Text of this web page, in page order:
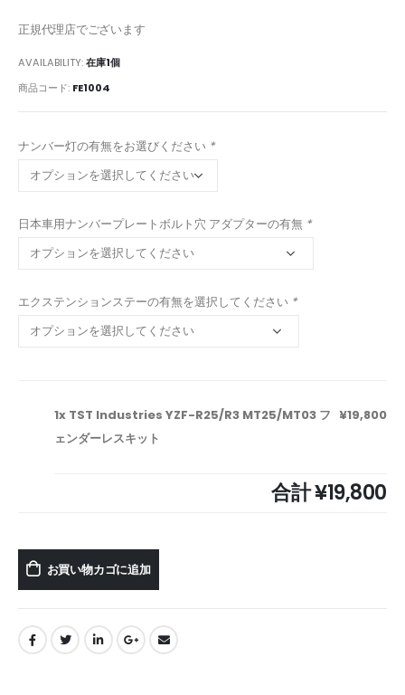
正規代理店でございます
AVAILABILITY:在庫1個
商品コード: FE1004
ナンバー灯の有無をお選びください *
日本車用ナンバープレートボルト穴 アダプターの有無 *
エクステンションステーの有無を選択してください *
1x TST Industries YZF-R25/R3 MT25/MT03 フ
ェンダーレスキット
¥19,800
合計¥19,800
お買い物カゴに追加